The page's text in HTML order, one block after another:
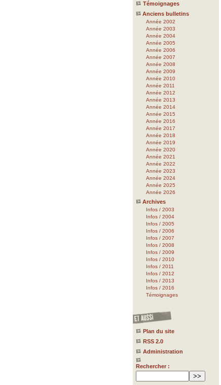
Témoignages
Anciens bulletins
Année 2002
Année 2003
Année 2004
Année 2005
Année 2006
Année 2007
Année 2008
Année 2009
Année 2010
Année 2011
Année 2012
Année 2013
Année 2014
Année 2015
Année 2016
Année 2017
Année 2018
Année 2019
Année 2020
Année 2021
Année 2022
Année 2023
Année 2024
Année 2025
Année 2026
Archives
Infos / 2003
Infos / 2004
Infos / 2005
Infos / 2006
Infos / 2007
Infos / 2008
Infos / 2009
Infos / 2010
Infos / 2011
Infos / 2012
Infos / 2013
Infos / 2016
Témoignages
Plan du site
RSS 2.0
Administration
Rechercher :